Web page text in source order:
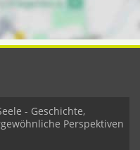
- Geschichte,
Perspektiven